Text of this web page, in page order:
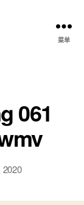
菜单
061
2020